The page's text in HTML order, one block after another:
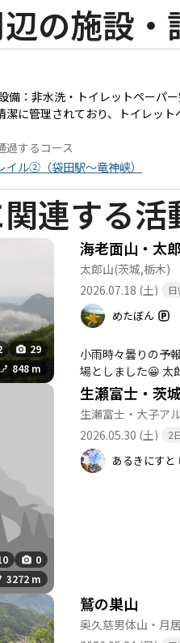
ら望む太平洋まで、変
続く人々の営みや歴史
の施設・
備：非水洗・トイレットペーパ
潔に管理されており、トイレット
過するコース
イル②（袋田駅～竜神峡）
連する活
29
848 m
海老面山・太
太郎山(茨城,栃木)
2026.07.18 (土)
めたぼん
小雨時々曇りの予
場
0
3272 m
生瀬富士・大子ア
2026.05.30 (土)
2
あるきにすと
鷲の巣山
奥久慈男体山・月